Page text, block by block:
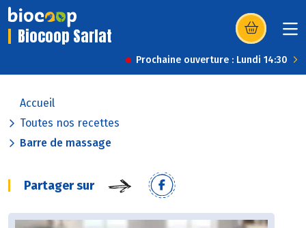
Biocoop Sarlat (s’ouvre dans
Prochaine ouverture : Lundi 14:30
Accueil
Toutes nos recettes
Barre de massage
Partager sur